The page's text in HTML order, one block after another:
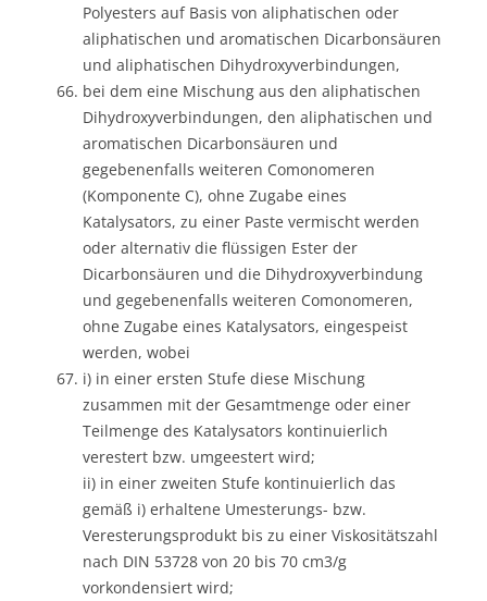
Polyesters auf Basis von aliphatischen oder
aliphatischen und aromatischen Dicarbonsäuren
und aliphatischen Dihydroxyverbindungen,
bei dem eine Mischung aus den aliphatischen
Dihydroxyverbindungen, den aliphatischen und
aromatischen Dicarbonsäuren und
gegebenenfalls weiteren Comonomeren
(Komponente C), ohne Zugabe eines
Katalysators, zu einer Paste vermischt werden
oder alternativ die flüssigen Ester der
Dicarbonsäuren und die Dihydroxyverbindung
und gegebenenfalls weiteren Comonomeren,
ohne Zugabe eines Katalysators, eingespeist
werden, wobei
i) in einer ersten Stufe diese Mischung
zusammen mit der Gesamtmenge oder einer
Teilmenge des Katalysators kontinuierlich
verestert bzw. umgeestert wird;
ii) in einer zweiten Stufe kontinuierlich das
gemäß i) erhaltene Umesterungs- bzw.
Veresterungsprodukt bis zu einer Viskositätszahl
nach DIN 53728 von 20 bis 70 cm3/g
vorkondensiert wird;